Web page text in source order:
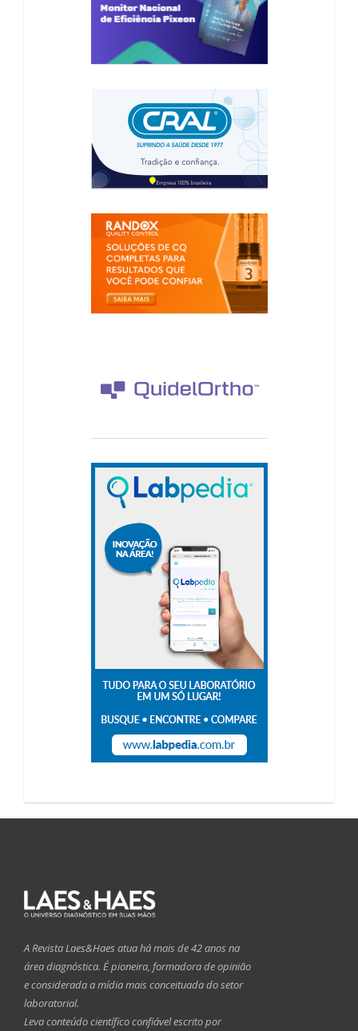
A Revista Laes&Haes atua há mais de 42 anos na
área diagnóstica. É pioneira, formadora de opinião
e considerada a mídia mais conceituada do setor
laboratorial.
Leva conteúdo científico confiável escrito por